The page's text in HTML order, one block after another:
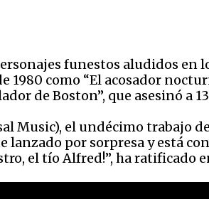
funestos aludidos en
como “El acosador
de Boston”, que asesinó a
Music), el undécimo trabajo
lanzado por sorpresa y está
el tío Alfred!”, ha ratificado